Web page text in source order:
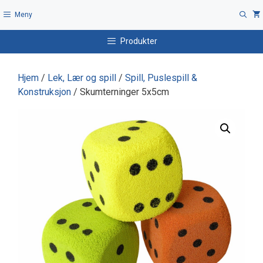
til
Meny
Produkter
Hjem / Lek, Lær og spill / Spill, Puslespill &
Konstruksjon / Skumterninger 5x5cm